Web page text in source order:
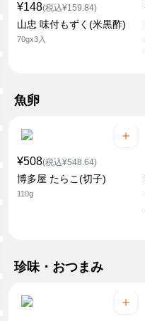
¥148(税込¥159.84)
山忠 味付もずく(米黒酢)
70gx3入
魚卵
¥508(税込¥548.64)
博多屋 たらこ(切子)
110g
珍味・おつまみ